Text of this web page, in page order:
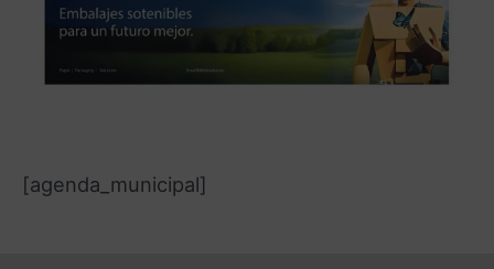
[agenda_municipal]